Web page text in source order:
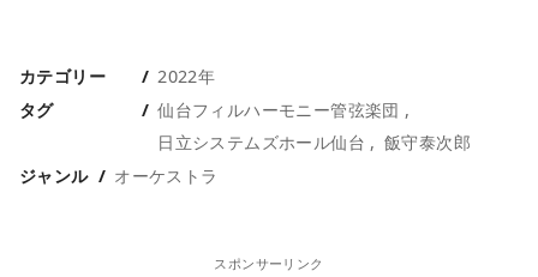
カテゴリー
2022年
タグ
仙台フィルハーモニー管弦楽団
日立システムズホール仙台
飯守泰次郎
ジャンル
オーケストラ
スポンサーリンク